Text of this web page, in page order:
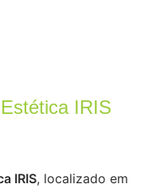
IRIS
IRIS, localizado em